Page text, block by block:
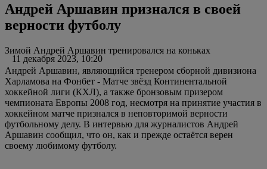
Андрей Аршавин признался в своей
верности футболу
11 декабря 2023, 10:20
Зимой Андрей Аршавин тренировался на коньках
Андрей Аршавин, являющийся тренером сборной дивизиона
Харламова на Фонбет - Матче звёзд Континентальной
хоккейной лиги (КХЛ), а также бронзовым призером
чемпионата Европы 2008 год, несмотря на принятие участия в
хоккейном матче признался в неповторимой верности
футбольному делу. В интервью для журналистов Андрей
Аршавин сообщил, что он, как и прежде остаётся верен
своему любимому футболу.